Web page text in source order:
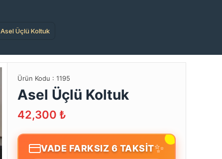
Asel Üçlü Koltuk
Ürün Kodu : 1195
Asel Üçlü Koltuk
42,300 ₺
VADE FARKSIZ 6 TAKSİT✨